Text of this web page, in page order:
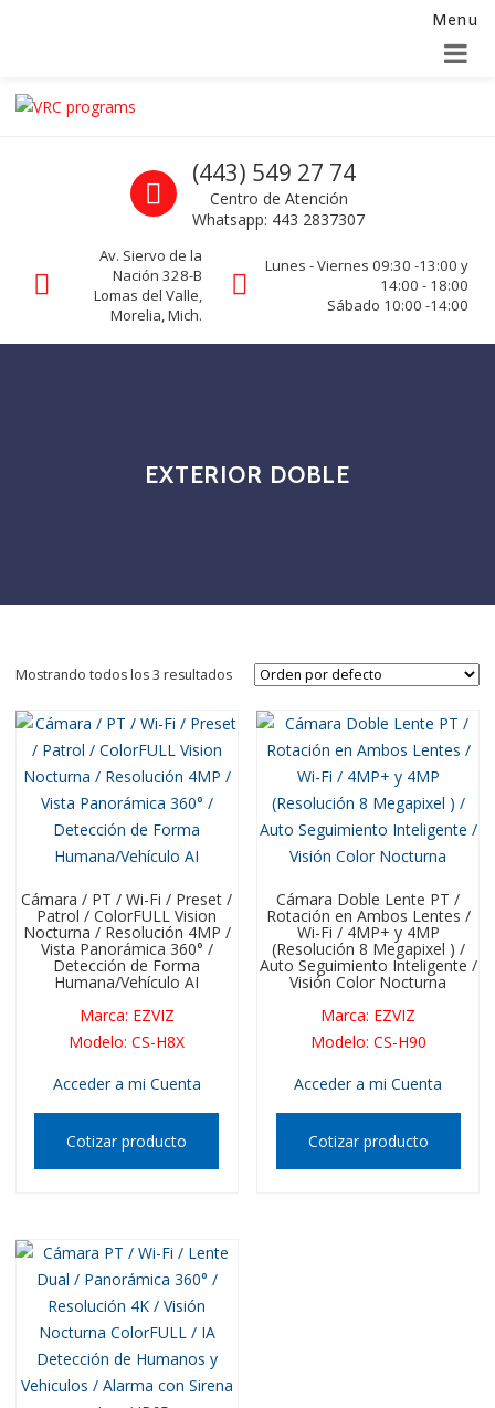
Menu
Skip to navigation
Skip to content
La seguridad de su empresa es nuestro negocio.
Call us
(443) 549 27 74
Centro de Atención
Whatsapp: 443 2837307
Av. Siervo de la
Nación 328-B
Lomas del Valle,
Morelia, Mich.
Lunes - Viernes 09:30 -13:00 y
14:00 - 18:00
Sábado 10:00 -14:00
EXTERIOR DOBLE
Mostrando todos los 3 resultados
Cámara / PT / Wi-Fi / Preset /
Patrol / ColorFULL Vision
Nocturna / Resolución 4MP /
Vista Panorámica 360° /
Detección de Forma
Humana/Vehículo AI
Marca: EZVIZ
Modelo:CS-H8X
Acceder a mi Cuenta
Cotizar producto
Cámara Doble Lente PT /
Rotación en Ambos Lentes /
Wi-Fi / 4MP+ y 4MP
(Resolución 8 Megapixel ) /
Auto Seguimiento Inteligente /
Visión Color Nocturna
Marca: EZVIZ
Modelo: CS-H90
Acceder a mi Cuenta
Cotizar producto